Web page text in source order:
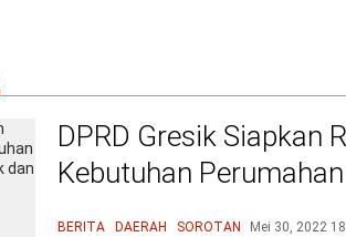
DPRD Gresik Siapkan
Kebutuhan
BERITA DAERAH SOROTAN Mei 30, 2022